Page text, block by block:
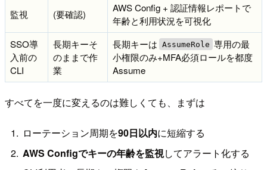
監視 (要確認)
AWS Config + 認証情報レポートで
年齢と利用状況を可視化
SSO導
入前の
CLI
長期キーそ
のままで作
業
長期キーは AssumeRole 専用の最
小権限のみ+MFA必須ロールを都度
Assume
すべてを一度に変えるのは難しくても、まずは
ローテーション周期を90日以内に短縮する
AWS Configでキーの年齢を監視してアラート化する